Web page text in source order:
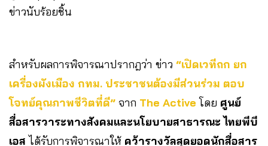
ข่าวนับร้อยชิ้น
สำหรับผลการพิจารณาปรากฎว่า ข่าว “เปิดเวทีถก ยก
เครื่องผังเมือง กทม. ประชาชนต้องมีส่วนร่วม ตอบ
โจทย์คุณภาพชีวิตที่ดี” จาก The Active โดย ศูนย์
สื่อสารวาระทางสังคมและนโยบายสาธารณะ ไทยพีบี
เอส ได้รับการพิจารณาให้ คว้ารางวัลสุดยอดนักสื่อสาร